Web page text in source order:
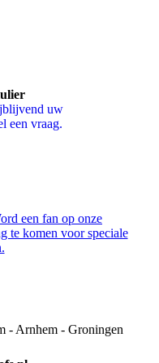
uw
een vraag.
een fan op onze
te komen voor speciale
- Arnhem - Groningen